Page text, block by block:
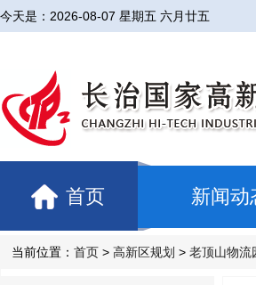
今天是： 2026-08-07 星期五 六月廿五
首页 新闻动
当前位置： 首页 > 高新区规划 > 老顶山物流